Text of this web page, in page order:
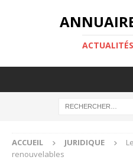
ACCUEIL JURIDIQUE
renouvelables